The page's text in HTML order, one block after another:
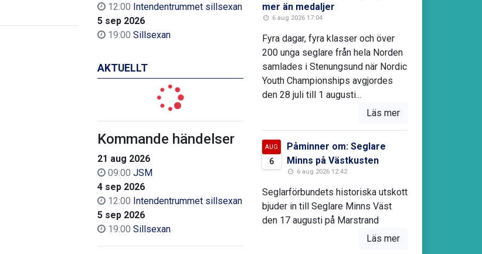
12:00 Intendentrummet sillsexan
5 sep 2026
19:00 Sillsexan
AKTUELLT
Kommande händelser
21 aug 2026
09:00 JSM
4 sep 2026
12:00 Intendentrummet sillsexan
5 sep 2026
19:00 Sillsexan
mer än medaljer
6 aug 2026 17:04
Fyra dagar, fyra klasser och över
200 unga seglare från hela Norden
samlades i Stenungsund när Nordic
Youth Championships avgjordes
den 28 juli till 1 augusti...
Läs mer
AUG
6
Påminner om: Seglare
Minns på Västkusten
6 aug 2026 12:42
Seglarförbundets historiska utskott
bjuder in till Seglare Minns Väst
den 17 augusti på Marstrand
Läs mer